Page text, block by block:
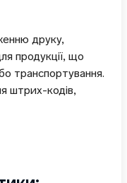
друку,
продукції, що
транспортування.
штрих-кодів,